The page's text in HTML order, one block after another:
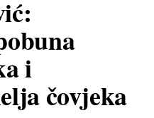
i
čovjeka